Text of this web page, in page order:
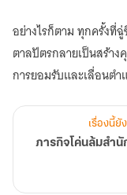
อย่างไรก็ตาม ทุกครั้งที่
ตาลปัตรกลายเป็นสร้าง
การยอมรับและเลื่อนตำ
480)
เรื่องนี้ยั
ภารกิจโค่นล้มสำนั